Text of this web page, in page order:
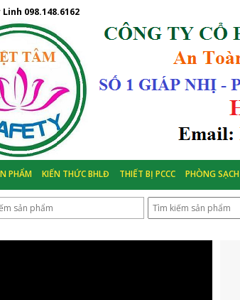
Linh 098.148.6162
PHẨM KIẾN THỨC BHLĐ THIẾT BỊ PCCC PHÒNG SẠCH